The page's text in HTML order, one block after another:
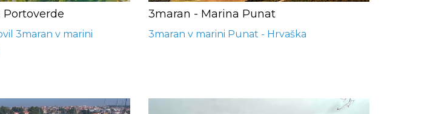
3maran v marini
3maran - Marina Punat
3maran v marini Punat - Hrvaška